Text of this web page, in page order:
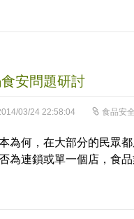
安問題研討
03/24 22:58:04 食品安全
為何，在大部分的民眾
為連鎖或單一個店，食